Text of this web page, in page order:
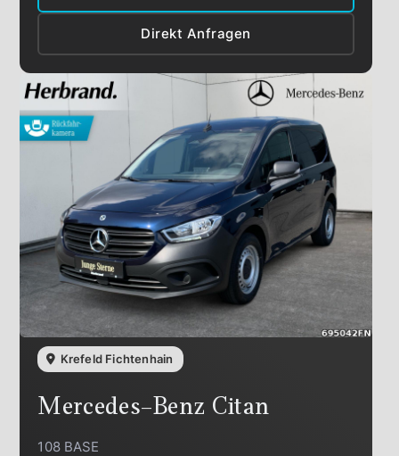
Direkt Anfragen
Krefeld Fichtenhain
Mercedes-Benz Citan
108 BASE